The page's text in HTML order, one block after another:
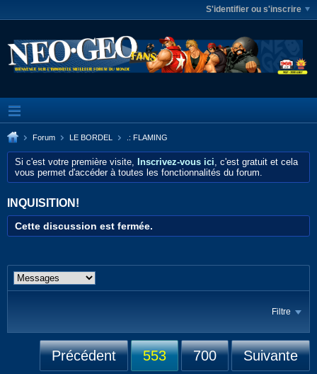
S'identifier ou s'inscrire
Forum LE BORDEL .: FLAMING
Si c'est votre première visite, Inscrivez-vous ici, c'est gratuit et cela
vous permet d'accéder à toutes les fonctionnalités du forum.
INQUISITION!
Cette discussion est fermée.
Filtre
Précédent 553 700 Suivante